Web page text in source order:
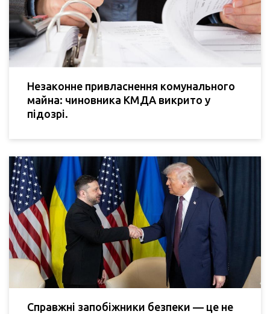
Незаконне привласнення комунального
майна: чиновника КМДА викрито у
підозрі.
Справжні запобіжники безпеки — це не